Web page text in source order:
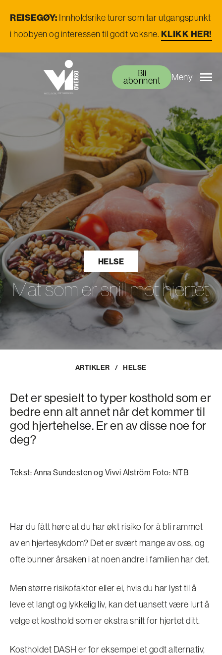
REISEGØY: Innholdsrike turer som tar utgangspunkt
i hobbyen og interessen til godt voksne. KLIKK HER!
Bli
abonnent Meny
HELSE
Mat som er snill mot hjertet
ARTIKLER / HELSE
Det er spesielt to typer kosthold som er
bedre enn alt annet når det kommer til
god hjertehelse. Er en av disse noe for
deg?
Tekst: Anna Sundesten og Vivvi Alström Foto: NTB
Har du fått høre at du har økt risiko for å bli rammet
av en hjertesykdom? Det er svært mange av oss, og
ofte bunner årsaken i at noen andre i familien har det.
Men større risikofaktor eller ei, hvis du har lyst til å
leve et langt og lykkelig liv, kan det uansett være lurt å
velge et kosthold som er ekstra snilt for hjertet ditt.
Kostholdet DASH er for eksempel et godt alternativ,